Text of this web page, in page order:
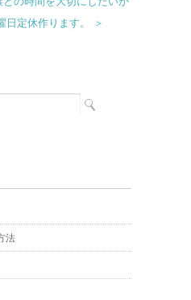
日定休作ります。 ＞
法